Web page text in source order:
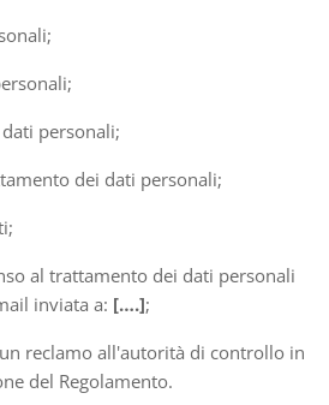
personali;
dei dati personali;
al trattamento dei dati personali
inviata a: [….];
reclamo all'autorità di controllo in
del Regolamento.